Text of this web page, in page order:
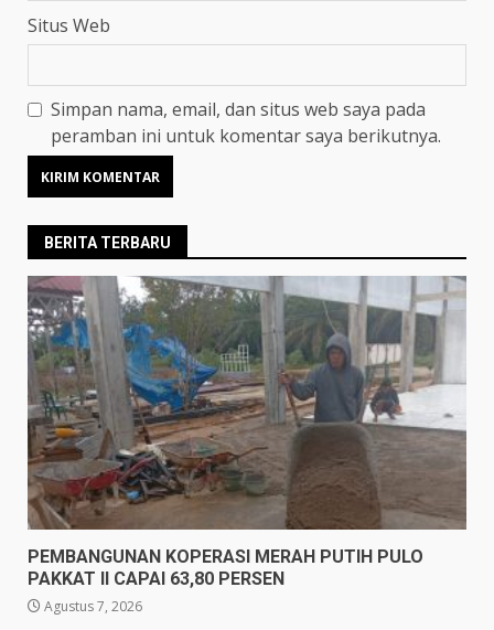
Situs Web
Simpan nama, email, dan situs web saya pada
peramban ini untuk komentar saya berikutnya.
BERITA TERBARU
PEMBANGUNAN KOPERASI MERAH PUTIH PULO
PAKKAT II CAPAI 63,80 PERSEN
Agustus 7, 2026